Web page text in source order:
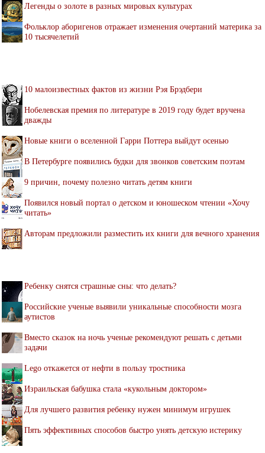
Легенды о золоте в разных мировых культурах
Фольклор аборигенов отражает изменения очертаний материка за
10 тысячелетий
10 малоизвестных фактов из жизни Рэя Брэдбери
Нобелевская премия по литературе в 2019 году будет вручена
дважды
Новые книги о вселенной Гарри Поттера выйдут осенью
В Петербурге появились будки для звонков советским поэтам
9 причин, почему полезно читать детям книги
Появился новый портал о детском и юношеском чтении «Хочу
читать»
Авторам предложили разместить их книги для вечного хранения
Ребенку снятся страшные сны: что делать?
Российские ученые выявили уникальные способности мозга
аутистов
Вместо сказок на ночь ученые рекомендуют решать с детьми
задачи
Lego откажется от нефти в пользу тростника
Израильская бабушка стала «кукольным доктором»
Для лучшего развития ребенку нужен минимум игрушек
Пять эффективных способов быстро унять детскую истерику